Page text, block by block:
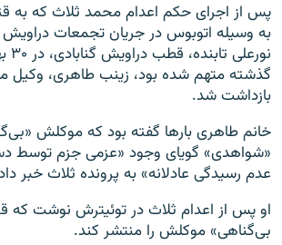
پس از اجرای حکم اعدام محمد ثلاث که به
به وسیله اتوبوس در جریان تجمعات
گذشته متهم شده بود، زینب طاهری، وکیل
بازداشت شد.
خانم طاهری بارها گفته بود که موکلش
«شواهدی» گویای وجود «عزمی جزم توسط
عدم رسیدگی عادلانه» به پرونده ثلاث خبر
او پس از اعدام ثلاث در توئیترش نوشت که
بی‌گناهی» موکلش را منتشر کند.